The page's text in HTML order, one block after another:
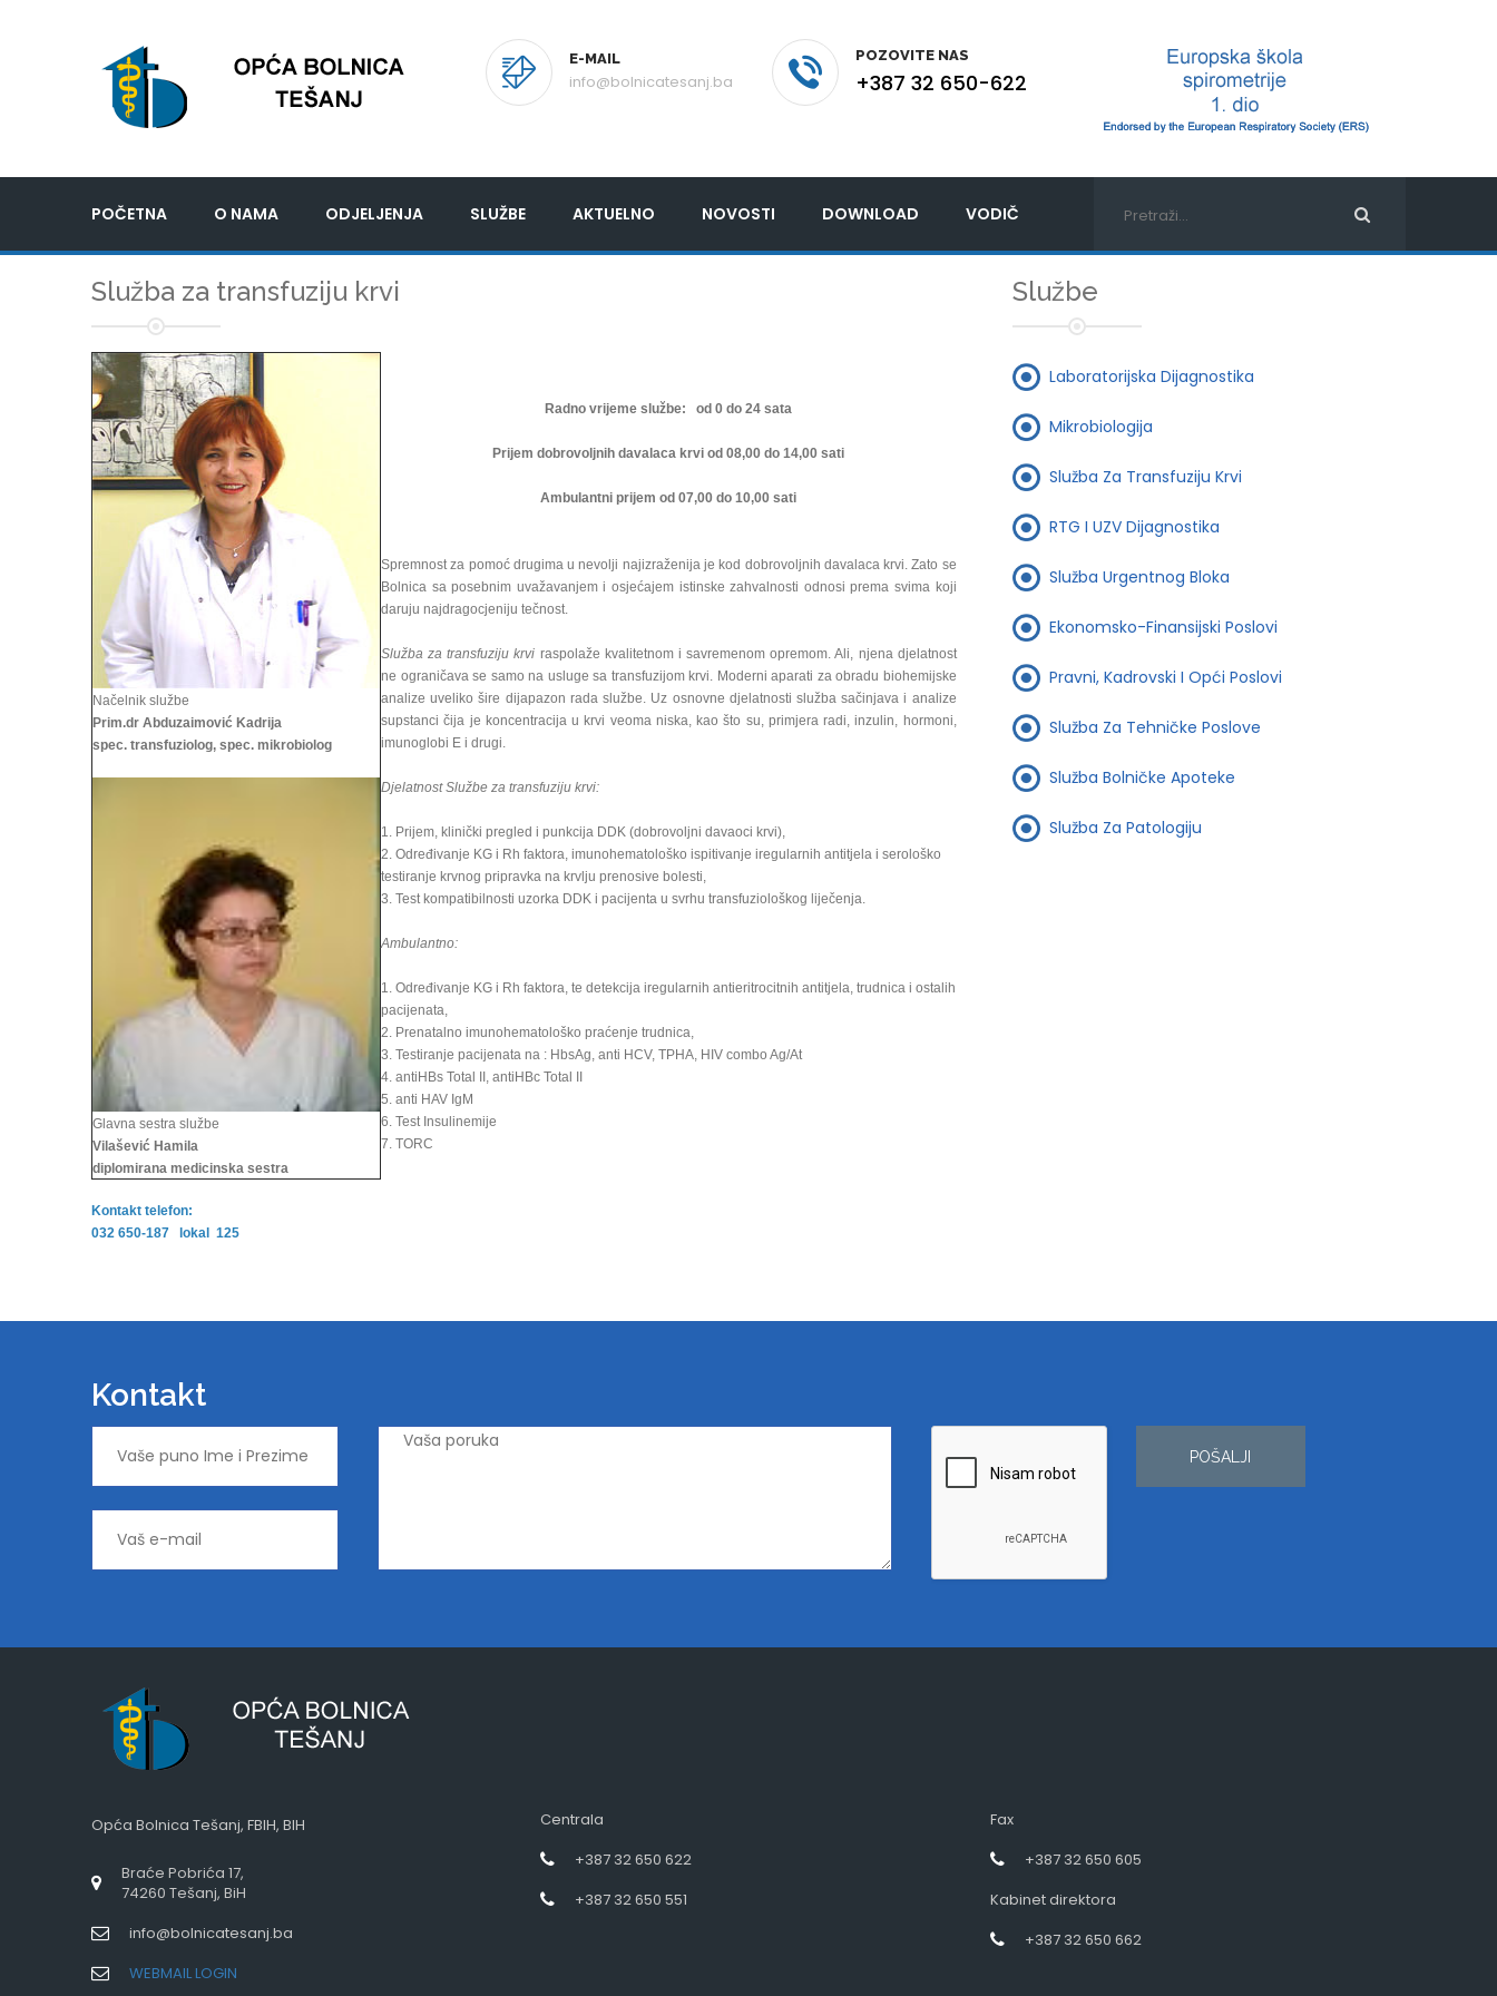
E-MAIL
info@bolnicatesanj.ba
POZOVITE NAS
+387 32 650-622
POČETNA O NAMA ODJELJENJA SLUŽBE AKTUELNO NOVOSTI DOWNLOAD VODIČ
Služba za transfuziju krvi
Načelnik službe
Prim.dr Abduzaimović Kadrija
spec. transfuziolog, spec. mikrobiolog
Glavna sestra službe
Vilašević Hamila
diplomirana medicinska sestra
Radno vrijeme službe: od 0 do 24 sata
Prijem dobrovoljnih davalaca krvi od 08,00 do 14,00 sati
Ambulantni prijem od 07,00 do 10,00 sati
Spremnost za pomoć drugima u nevolji najizraženija je kod dobrovoljnih davalaca krvi. Zato se
Bolnica sa posebnim uvažavanjem i osjećajem istinske zahvalnosti odnosi prema svima koji
daruju najdragocjeniju tečnost.
Služba za transfuziju krvi raspolaže kvalitetnom i savremenom opremom. Ali, njena djelatnost
ne ograničava se samo na usluge sa transfuzijom krvi. Moderni aparati za obradu biohemijske
analize uveliko šire dijapazon rada službe. Uz osnovne djelatnosti služba sačinjava i analize
supstanci čija je koncentracija u krvi veoma niska, kao što su, primjera radi, inzulin, hormoni,
imunoglobi E i drugi.
Djelatnost Službe za transfuziju krvi:
1. Prijem, klinički pregled i punkcija DDK (dobrovoljni davaoci krvi),
2. Određivanje KG i Rh faktora, imunohematološko ispitivanje iregularnih antitjela i serološko
testiranje krvnog pripravka na krvlju prenosive bolesti,
3. Test kompatibilnosti uzorka DDK i pacijenta u svrhu transfuziološkog liječenja.
Ambulantno:
1. Određivanje KG i Rh faktora, te detekcija iregularnih antieritrocitnih antitjela, trudnica i ostalih
pacijenata,
2. Prenatalno imunohematološko praćenje trudnica,
3. Testiranje pacijenata na : HbsAg, anti HCV, TPHA, HIV combo Ag/At
4. antiHBs Total II, antiHBc Total II
5. anti HAV IgM
6. Test Insulinemije
7. TORC
Kontakt telefon:
032 650-187 lokal 125
Službe
Laboratorijska Dijagnostika
Mikrobiologija
Služba Za Transfuziju Krvi
RTG I UZV Dijagnostika
Služba Urgentnog Bloka
Ekonomsko-Finansijski Poslovi
Pravni, Kadrovski I Opći Poslovi
Služba Za Tehničke Poslove
Služba Bolničke Apoteke
Služba Za Patologiju
Kontakt
POŠALJI
Opća Bolnica Tešanj, FBIH, BIH
Braće Pobrića 17,
74260 Tešanj, BiH
info@bolnicatesanj.ba
WEBMAIL LOGIN
Centrala
+387 32 650 622
+387 32 650 551
Fax
+387 32 650 605
Kabinet direktora
+387 32 650 662